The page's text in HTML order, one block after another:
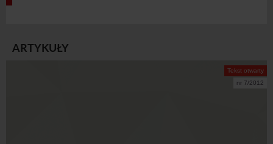
ARTYKUŁY
Tekst otwarty
nr 7/2012